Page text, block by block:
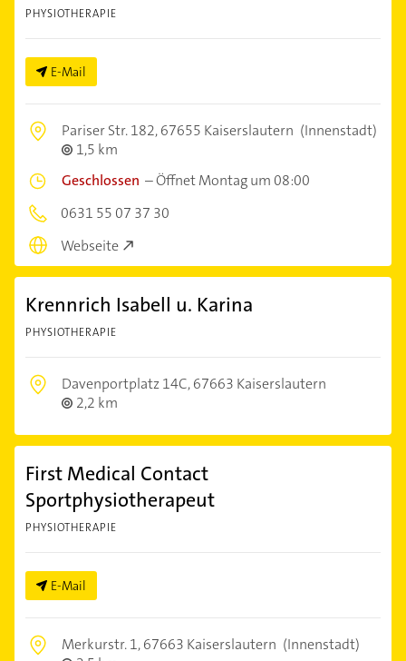
PHYSIOTHERAPIE
E-Mail
Pariser Str. 182,67655 Kaiserslautern (Innenstadt)
1,5 km
Geschlossen –Öffnet Montag um 08:00
0631 55 07 37 30
Webseite
Krennrich Isabell u. Karina
PHYSIOTHERAPIE
Davenportplatz 14C,67663 Kaiserslautern
2,2 km
First Medical Contact
Sportphysiotherapeut
PHYSIOTHERAPIE
E-Mail
Merkurstr. 1,67663 Kaiserslautern (Innenstadt)